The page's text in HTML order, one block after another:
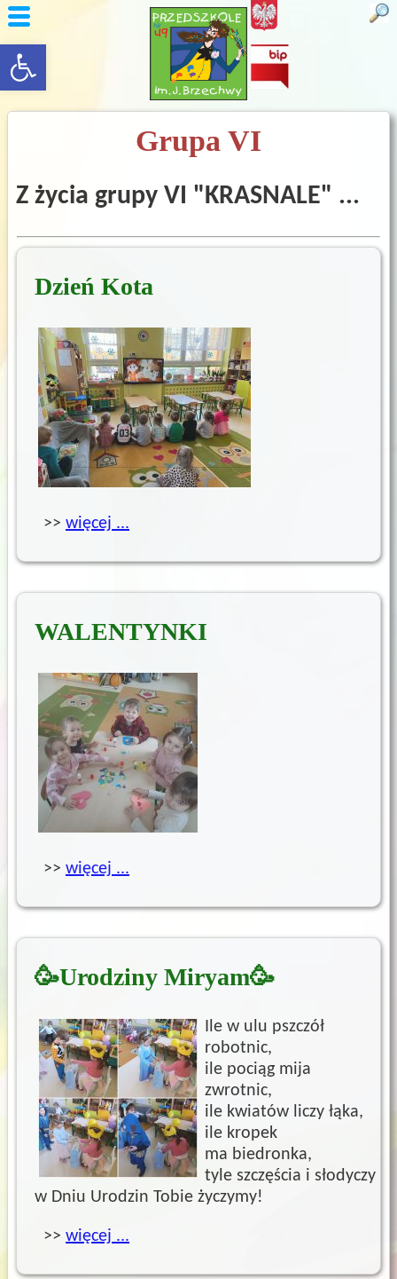
rozwiń/zwiń panel
Grupa VI
Z życia grupy VI "KRASNALE" ...
Dzień Kota
>> więcej ...
WALENTYNKI
>> więcej ...
🥳Urodziny Miryam🥳
Ile w ulu pszczół
robotnic,
ile pociąg mija
zwrotnic,
ile kwiatów liczy łąka,
ile kropek
ma biedronka,
tyle szczęścia i słodyczy
w Dniu Urodzin Tobie życzymy!
>> więcej ...